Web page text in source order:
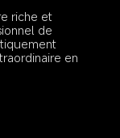
riche et
de
en